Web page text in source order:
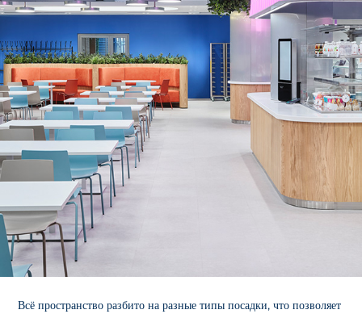
Всё пространство разбито на разные типы посадки, что позволяет